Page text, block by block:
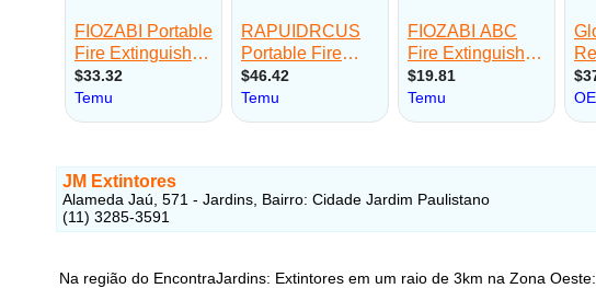
JM Extintores
Alameda Jaú, 571 - Jardins, Bairro: Cidade Jardim Paulistano
(11) 3285-3591
Na região do EncontraJardins: Extintores em um raio de 3km na Zona Oeste: